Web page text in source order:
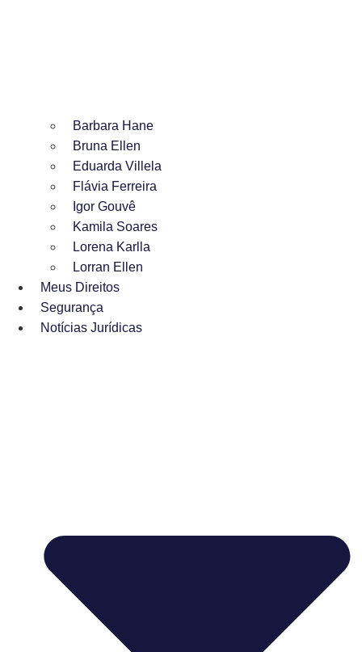
Barbara Hane
Bruna Ellen
Eduarda Villela
Flávia Ferreira
Igor Gouvê
Kamila Soares
Lorena Karlla
Lorran Ellen
Meus Direitos
Segurança
Notícias Jurídicas